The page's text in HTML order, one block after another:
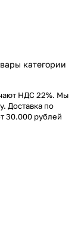
категории
НДС 22%. Мы
Доставка по
30.000 рублей